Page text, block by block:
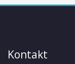
Kontakt